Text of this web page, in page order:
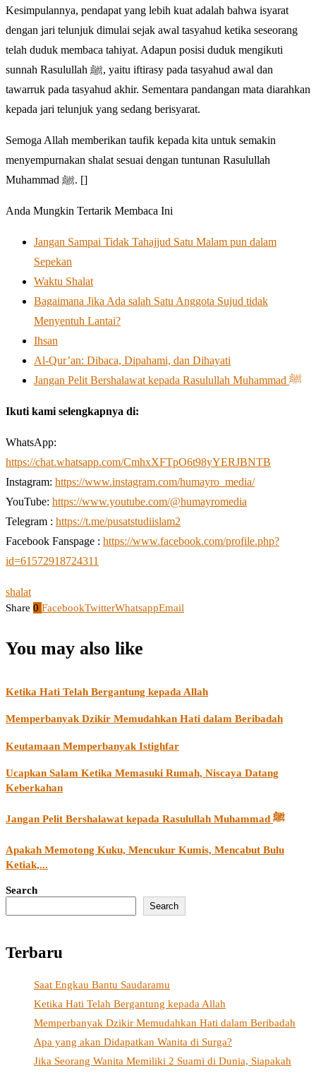
Kesimpulannya, pendapat yang lebih kuat adalah bahwa isyarat
dengan jari telunjuk dimulai sejak awal tasyahud ketika seseorang
telah duduk membaca tahiyat. Adapun posisi duduk mengikuti
sunnah Rasulullah ﷺ, yaitu iftirasy pada tasyahud awal dan
tawarruk pada tasyahud akhir. Sementara pandangan mata diarahkan
kepada jari telunjuk yang sedang berisyarat.
Semoga Allah memberikan taufik kepada kita untuk semakin
menyempurnakan shalat sesuai dengan tuntunan Rasulullah
Muhammad ﷺ. []
Anda Mungkin Tertarik Membaca Ini
Jangan Sampai Tidak Tahajjud Satu Malam pun dalam
Sepekan
Waktu Shalat
Bagaimana Jika Ada salah Satu Anggota Sujud tidak
Menyentuh Lantai?
Ihsan
Al-Qur’an: Dibaca, Dipahami, dan Dihayati
Jangan Pelit Bershalawat kepada Rasulullah Muhammad ﷺ
Ikuti kami selengkapnya di:
WhatsApp:
https://chat.whatsapp.com/CmhxXFTpO6t98yYERJBNTB
Instagram: https://www.instagram.com/humayro_media/
YouTube: https://www.youtube.com/@humayromedia
Telegram : https://t.me/pusatstudiislam2
Facebook Fanspage : https://www.facebook.com/profile.php?
id=61572918724311
shalat
Share 0 FacebookTwitterWhatsappEmail
You may also like
Ketika Hati Telah Bergantung kepada Allah
Memperbanyak Dzikir Memudahkan Hati dalam Beribadah
Keutamaan Memperbanyak Istighfar
Ucapkan Salam Ketika Memasuki Rumah, Niscaya Datang
Keberkahan
Jangan Pelit Bershalawat kepada Rasulullah Muhammad ﷺ
Apakah Memotong Kuku, Mencukur Kumis, Mencabut Bulu
Ketiak,...
Search
Search
Terbaru
Saat Engkau Bantu Saudaramu
Ketika Hati Telah Bergantung kepada Allah
Memperbanyak Dzikir Memudahkan Hati dalam Beribadah
Apa yang akan Didapatkan Wanita di Surga?
Jika Seorang Wanita Memiliki 2 Suami di Dunia, Siapakah